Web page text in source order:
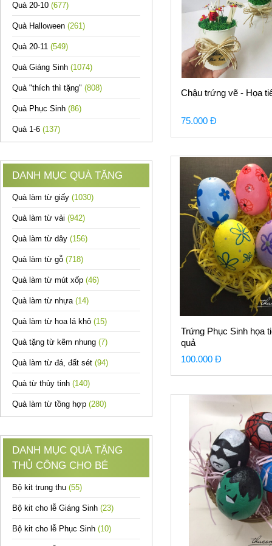
Quà 20-10 (677)
Quà Halloween (261)
Quà 20-11 (549)
Quà Giáng Sinh (1074)
Quà "thích thì tặng" (808)
Quà Phục Sinh (86)
Quà 1-6 (137)
DANH MỤC QUÀ TẶNG
Quà làm từ giấy (1030)
Quà làm từ vải (942)
Quà làm từ dây (156)
Quà làm từ gỗ (718)
Quà làm từ mút xốp (46)
Quà làm từ nhựa (14)
Quà làm từ hoa lá khô (15)
Quà tặng từ kẽm nhung (7)
Quà làm từ đá, đất sét (94)
Quà từ thủy tinh (140)
Quà làm từ tồng hợp (280)
DANH MỤC QUÀ TẶNG
THỦ CÔNG CHO BÉ
Bộ kit trung thu (55)
Bộ kit cho lễ Giáng Sinh (23)
Bộ kit cho lễ Phục Sinh (10)
Chậu trứng vẽ - Họa
75.000 Đ
Trứng Phục Sinh họa
quả
100.000 Đ